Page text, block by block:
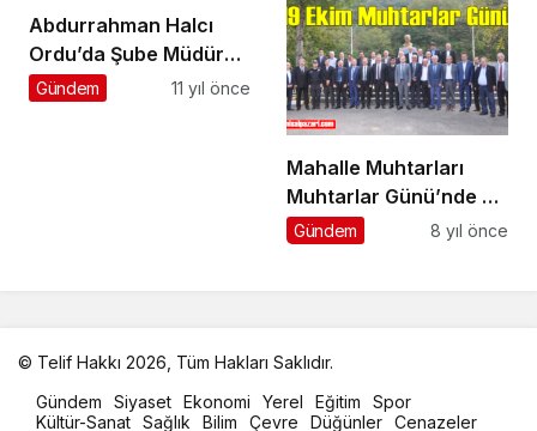
Abdurrahman Halcı
Ordu’da Şube Müdürü
oldu
Gündem 11 yıl önce
Mahalle Muhtarları
Muhtarlar Günü’nde bir
araya geldi
Gündem 8 yıl önce
© Telif Hakkı 2026, Tüm Hakları Saklıdır.
oto
kiralama
Gündem Siyaset Ekonomi Yerel Eğitim
Spor
Kültür-Sanat Sağlık Bilim Çevre Düğünler Cenazeler